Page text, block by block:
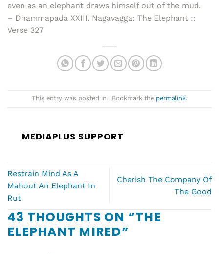
even as an elephant draws himself out of the mud.
– Dhammapada XXIII. Nagavagga: The Elephant ::
Verse 327
This entry was posted in . Bookmark the permalink.
MEDIAPLUS SUPPORT
Restrain Mind As A
Mahout An Elephant In
Rut
Cherish The Company Of
The Good
43 THOUGHTS ON “THE
ELEPHANT MIRED”